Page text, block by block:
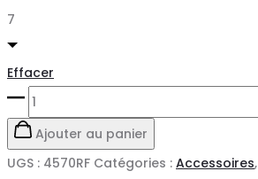
7
Effacer
quantité
de
Gants
Ajouter au panier
UGS : 4570RF Catégories : Accessoires,